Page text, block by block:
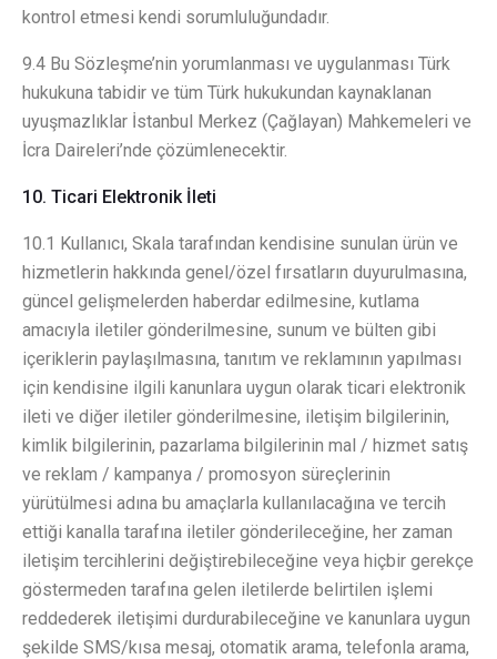
kontrol etmesi kendi sorumluluğundadır.
9.4 Bu Sözleşme’nin yorumlanması ve uygulanması Türk
hukukuna tabidir ve tüm Türk hukukundan kaynaklanan
uyuşmazlıklar İstanbul Merkez (Çağlayan) Mahkemeleri ve
İcra Daireleri’nde çözümlenecektir.
10. Ticari Elektronik İleti
10.1 Kullanıcı, Skala tarafından kendisine sunulan ürün ve
hizmetlerin hakkında genel/özel fırsatların duyurulmasına,
güncel gelişmelerden haberdar edilmesine, kutlama
amacıyla iletiler gönderilmesine, sunum ve bülten gibi
içeriklerin paylaşılmasına, tanıtım ve reklamının yapılması
için kendisine ilgili kanunlara uygun olarak ticari elektronik
ileti ve diğer iletiler gönderilmesine, iletişim bilgilerinin,
kimlik bilgilerinin, pazarlama bilgilerinin mal / hizmet satış
ve reklam / kampanya / promosyon süreçlerinin
yürütülmesi adına bu amaçlarla kullanılacağına ve tercih
ettiği kanalla tarafına iletiler gönderileceğine, her zaman
iletişim tercihlerini değiştirebileceğine veya hiçbir gerekçe
göstermeden tarafına gelen iletilerde belirtilen işlemi
reddederek iletişimi durdurabileceğine ve kanunlara uygun
şekilde SMS/kısa mesaj, otomatik arama, telefonla arama,